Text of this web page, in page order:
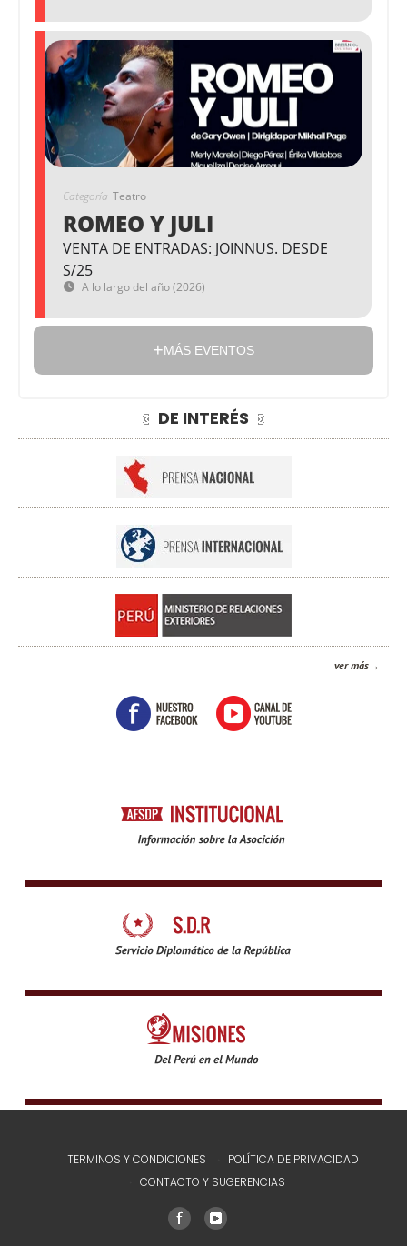
Categoría Teatro
ROMEO Y JULI
VENTA DE ENTRADAS: JOINNUS. DESDE
S/25
A lo largo del año (2026)
MÁS EVENTOS
DE INTERÉS
ver más
TERMINOS Y CONDICIONES
POLÍTICA DE PRIVACIDAD
CONTACTO Y SUGERENCIAS